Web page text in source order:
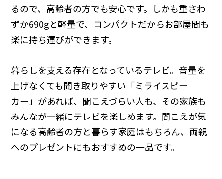
るので、高齢者の方でも安心です。しかも重さわ
ずか690gと軽量で、コンパクトだからお部屋間も
楽に持ち運びができます。
暮らしを支える存在となっているテレビ。音量を
上げなくても聞き取りやすい「ミライスピー
カー」があれば、聞こえづらい人も、その家族も
みんなが一緒にテレビを楽しめます。聞こえが気
になる高齢者の方と暮らす家庭はもちろん、両親
へのプレゼントにもおすすめの一品です。